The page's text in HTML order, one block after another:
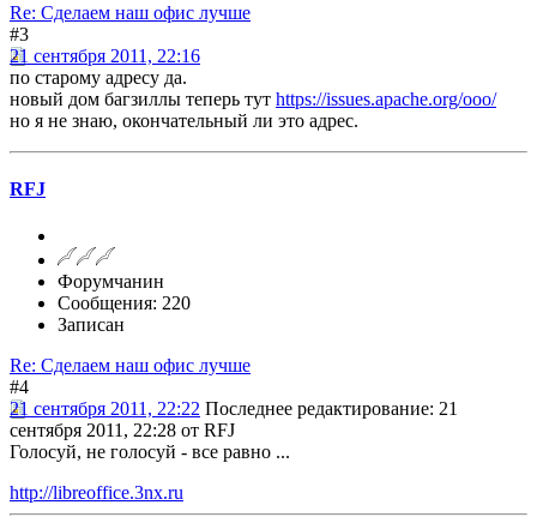
Re: Сделаем наш офис лучше
#3
21 сентября 2011, 22:16
по старому адресу да.
новый дом багзиллы теперь тут https://issues.apache.org/ooo/
но я не знаю, окончательный ли это адрес.
RFJ
Форумчанин
Сообщения: 220
Записан
Re: Сделаем наш офис лучше
#4
21 сентября 2011, 22:22 Последнее редактирование: 21
сентября 2011, 22:28 от RFJ
Голосуй, не голосуй - все равно ...
http://libreoffice.3nx.ru